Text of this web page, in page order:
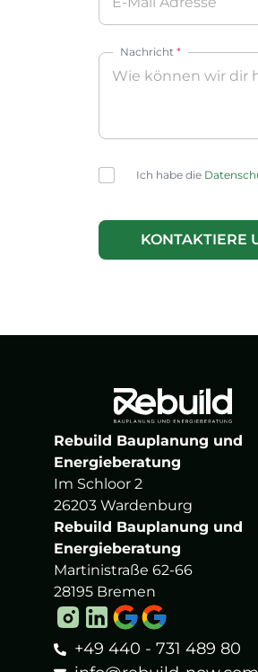
Nachricht *
c
*
Ich habe die
KONTAKTIERE
a
Rebuild Bauplanung und
Energieberatung
Im Schloor 2
26203 Wardenburg
Rebuild Bauplanung und
Energieberatung
Martinistraße 62-66
28195 Bremen
+49 440 - 731 489 80